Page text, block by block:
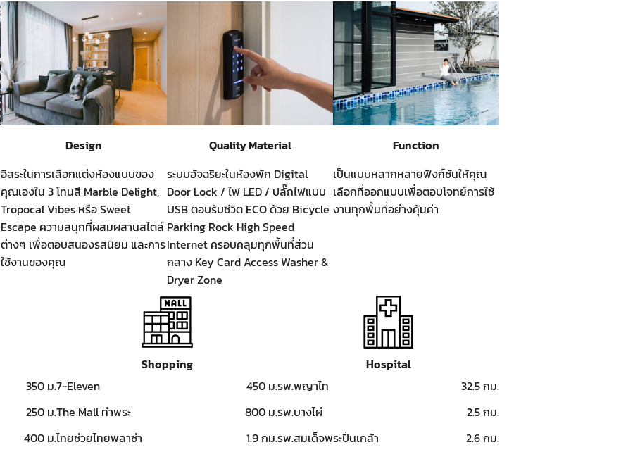
Design
อิสระในการเลือกแต่งห้องแบบของ
คุณเองใน 3 โทนสี Marble Delight,
Tropocal Vibes หรือ Sweet
Escape ความสนุกที่ผสมผสานสไตล์
ต่างๆ เพื่อตอบสนองรสนิยม และการ
ใช้งานของคุณ
Quality Material
ระบบอัจฉริยะในห้องพัก Digital
Door Lock / ไฟ LED / ปลั๊กไฟแบบ
USB ตอบรับชีวิต ECO ด้วย Bicycle
Parking Rock High Speed
Internet ครอบคลุมทุกพื้นที่ส่วน
กลาง Key Card Access Washer &
Dryer Zone
Function
เป็นแบบหลากหลายฟังก์ชันให้คุณ
เลือกที่ออกแบบเพื่อตอบโจทย์การใช้
งานทุกพื้นที่อย่างคุ้มค่า
350 ม.
250 ม.
400 ม.
Shopping
7-Eleven
450 ม.
The Mall ท่าพระ
800 ม.
ไทยช่วยไทยพลาซ่า
1.9 กม.
Hospital
รพ.พญาไท
32.5 กม.
รพ.บางไผ่
2.5 กม.
รพ.สมเด็จพระปิ่นเกล้า
2.6 กม.